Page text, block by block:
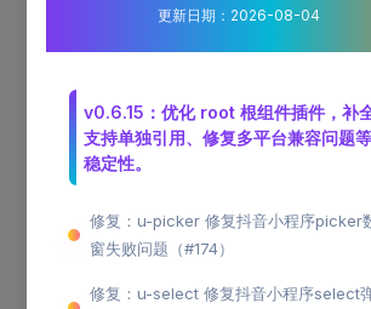
更新日期：2026-08-04
v0.6.15：优化 root 根组件插件，补
支持单独引用、修复多平台兼容问题
稳定性。
修复：u-picker 修复抖音小程序picker
窗失败问题（#174）
修复：u-select 修复抖音小程序select
提示
行的相关API，或者因为演示区域太小，或
够高 ，导致演示可能会有问题，手机端有
请在右上角的"演示"中用手机扫码查看对应
该布局一般用于商品详情页底部引导用
场景，开发者可以根据自己的需求修改